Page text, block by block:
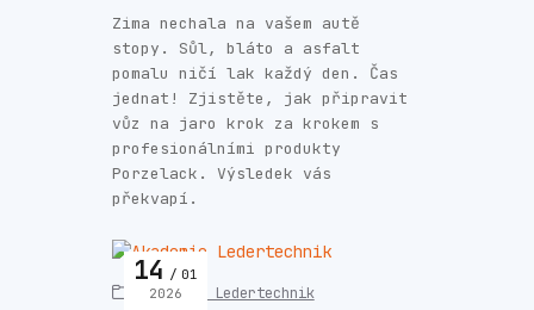
Zima nechala na vašem autě
stopy. Sůl, bláto a asfalt
pomalu ničí lak každý den. Čas
jednat! Zjistěte, jak připravit
vůz na jaro krok za krokem s
profesionálními produkty
Porzelack. Výsledek vás
překvapí.
14
01
2026
Akademie Ledertechnik